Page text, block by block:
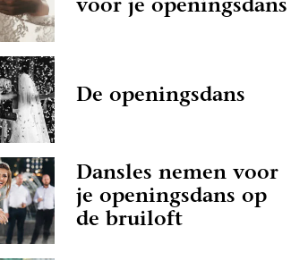
voor je openingsdans
De openingsdans
Dansles nemen voor
je openingsdans op
de bruiloft